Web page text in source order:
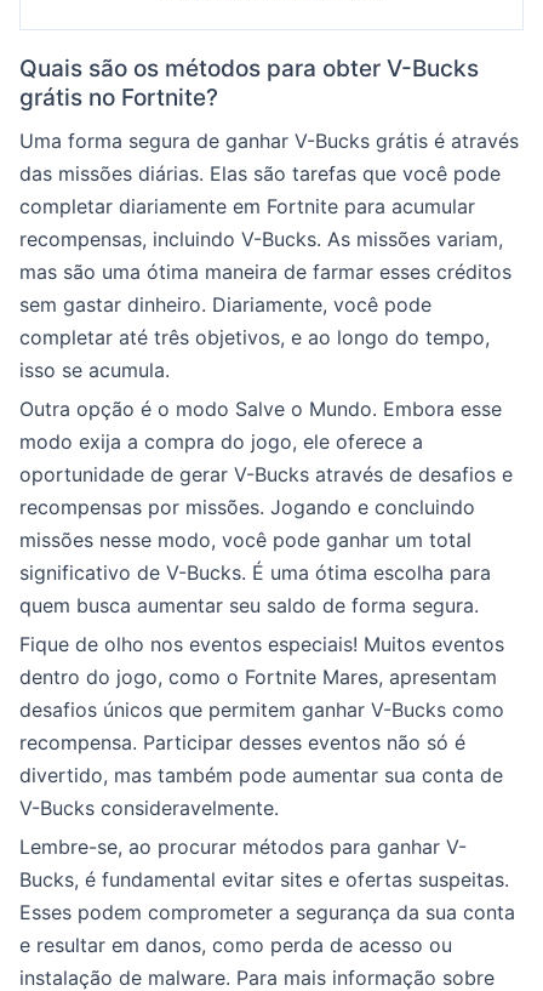
Quais são os métodos para obter V-Bucks
grátis no Fortnite?
Uma forma segura de ganhar V-Bucks grátis é através
das missões diárias. Elas são tarefas que você pode
completar diariamente em Fortnite para acumular
recompensas, incluindo V-Bucks. As missões variam,
mas são uma ótima maneira de farmar esses créditos
sem gastar dinheiro. Diariamente, você pode
completar até três objetivos, e ao longo do tempo,
isso se acumula.
Outra opção é o modo Salve o Mundo. Embora esse
modo exija a compra do jogo, ele oferece a
oportunidade de gerar V-Bucks através de desafios e
recompensas por missões. Jogando e concluindo
missões nesse modo, você pode ganhar um total
significativo de V-Bucks. É uma ótima escolha para
quem busca aumentar seu saldo de forma segura.
Fique de olho nos eventos especiais! Muitos eventos
dentro do jogo, como o Fortnite Mares, apresentam
desafios únicos que permitem ganhar V-Bucks como
recompensa. Participar desses eventos não só é
divertido, mas também pode aumentar sua conta de
V-Bucks consideravelmente.
Lembre-se, ao procurar métodos para ganhar V-
Bucks, é fundamental evitar sites e ofertas suspeitas.
Esses podem comprometer a segurança da sua conta
e resultar em danos, como perda de acesso ou
instalação de malware. Para mais informação sobre